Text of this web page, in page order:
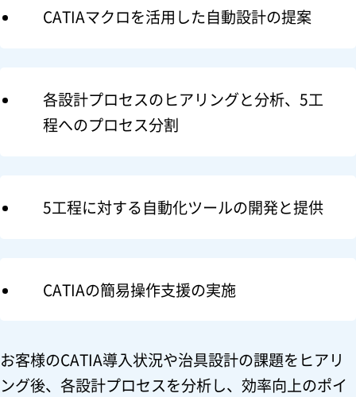
CATIAマクロを活用した自動設計の提案
各設計プロセスのヒアリングと分析、5工
程へのプロセス分割
5工程に対する自動化ツールの開発と提供
CATIAの簡易操作支援の実施
お客様のCATIA導入状況や治具設計の課題をヒアリ
ング後、各設計プロセスを分析し、効率向上のポイ